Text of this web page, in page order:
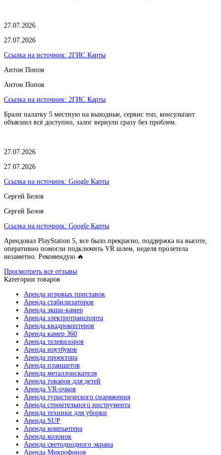
27.07.2026
27.07.2026
Ссылка на источник: 2ГИС Карты
Антон Попов
Антон Попов
Ссылка на источник: 2ГИС Карты
Брали палатку 5 местную на выходные, сервис топ, консультант
объяснил всё доступно, залог вернули сразу без проблем.
27.07.2026
27.07.2026
Ссылка на источник: Google Карты
Сергей Белов
Сергей Белов
Ссылка на источник: Google Карты
Арендовал PlayStation 5, все было прекрасно, поддержка на высоте,
оперативно помогли подключить VR шлем, неделя пролетела
незаметно. Рекомендую 🔥
Просмотреть все отзывы
Категории товаров
Аренда игровых приставок
Аренда стабилизаторов
Аренда экшн-камер
Аренда электротранспорта
Аренда квадрокоптеров
Аренда камер 360
Аренда телевизоров
Аренда ноутбуков
Аренда проектора
Аренда планшетов
Аренда металлоискателя
Аренда товаров для детей
Аренда VR-очков
Аренда туристического снаряжения
Аренда строительного инструмента
Аренда техники для уборки
Аренда SUP
Аренда компьютера
Аренда колонок
Аренда светодиодного экрана
Аренда Микрофонов